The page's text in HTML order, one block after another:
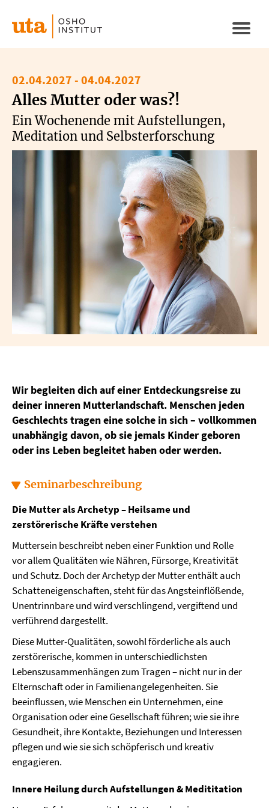
zum
Inhalt
02.04.2027 - 04.04.2027
Alles Mutter oder was?!
Ein Wochenende mit Aufstellungen,
Meditation und Selbsterforschung
Wir begleiten dich auf einer Entdeckungsreise zu
deiner inneren Mutterlandschaft. Menschen jeden
Geschlechts tragen eine solche in sich – vollkommen
unabhängig davon, ob sie jemals Kinder geboren
oder ins Leben begleitet haben oder werden.
Seminarbeschreibung
Die Mutter als Archetyp – Heilsame und
zerstörerische Kräfte verstehen
Muttersein beschreibt neben einer Funktion und Rolle
vor allem Qualitäten wie Nähren, Fürsorge, Kreativität
und Schutz. Doch der Archetyp der Mutter enthält auch
Schatteneigenschaften, steht für das Angsteinflößende,
Unentrinnbare und wird verschlingend, vergiftend und
verführend dargestellt.
Diese Mutter-Qualitäten, sowohl förderliche als auch
zerstörerische, kommen in unterschiedlichsten
Lebenszusammenhängen zum Tragen – nicht nur in der
Elternschaft oder in Familienangelegenheiten. Sie
beeinflussen, wie Menschen ein Unternehmen, eine
Organisation oder eine Gesellschaft führen; wie sie ihre
Gesundheit, ihre Kontakte, Beziehungen und Interessen
pflegen und wie sie sich schöpferisch und kreativ
engagieren.
Innere Heilung durch Aufstellungen & Medititation